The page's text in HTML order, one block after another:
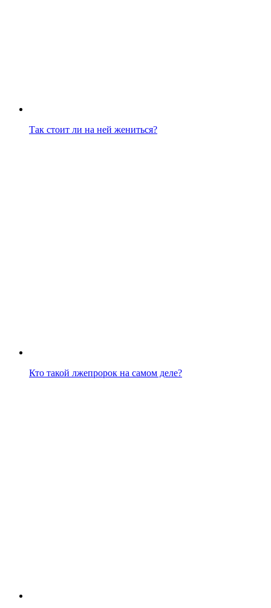
Так стоит ли на ней жениться?
Кто такой лжепророк на самом деле?